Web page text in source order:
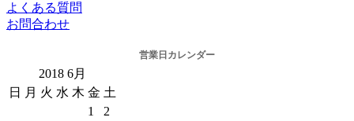
よくある質問
お問合わせ
営業日カレンダー
2018 6月
日
月 火 水 木 金 土
1
2